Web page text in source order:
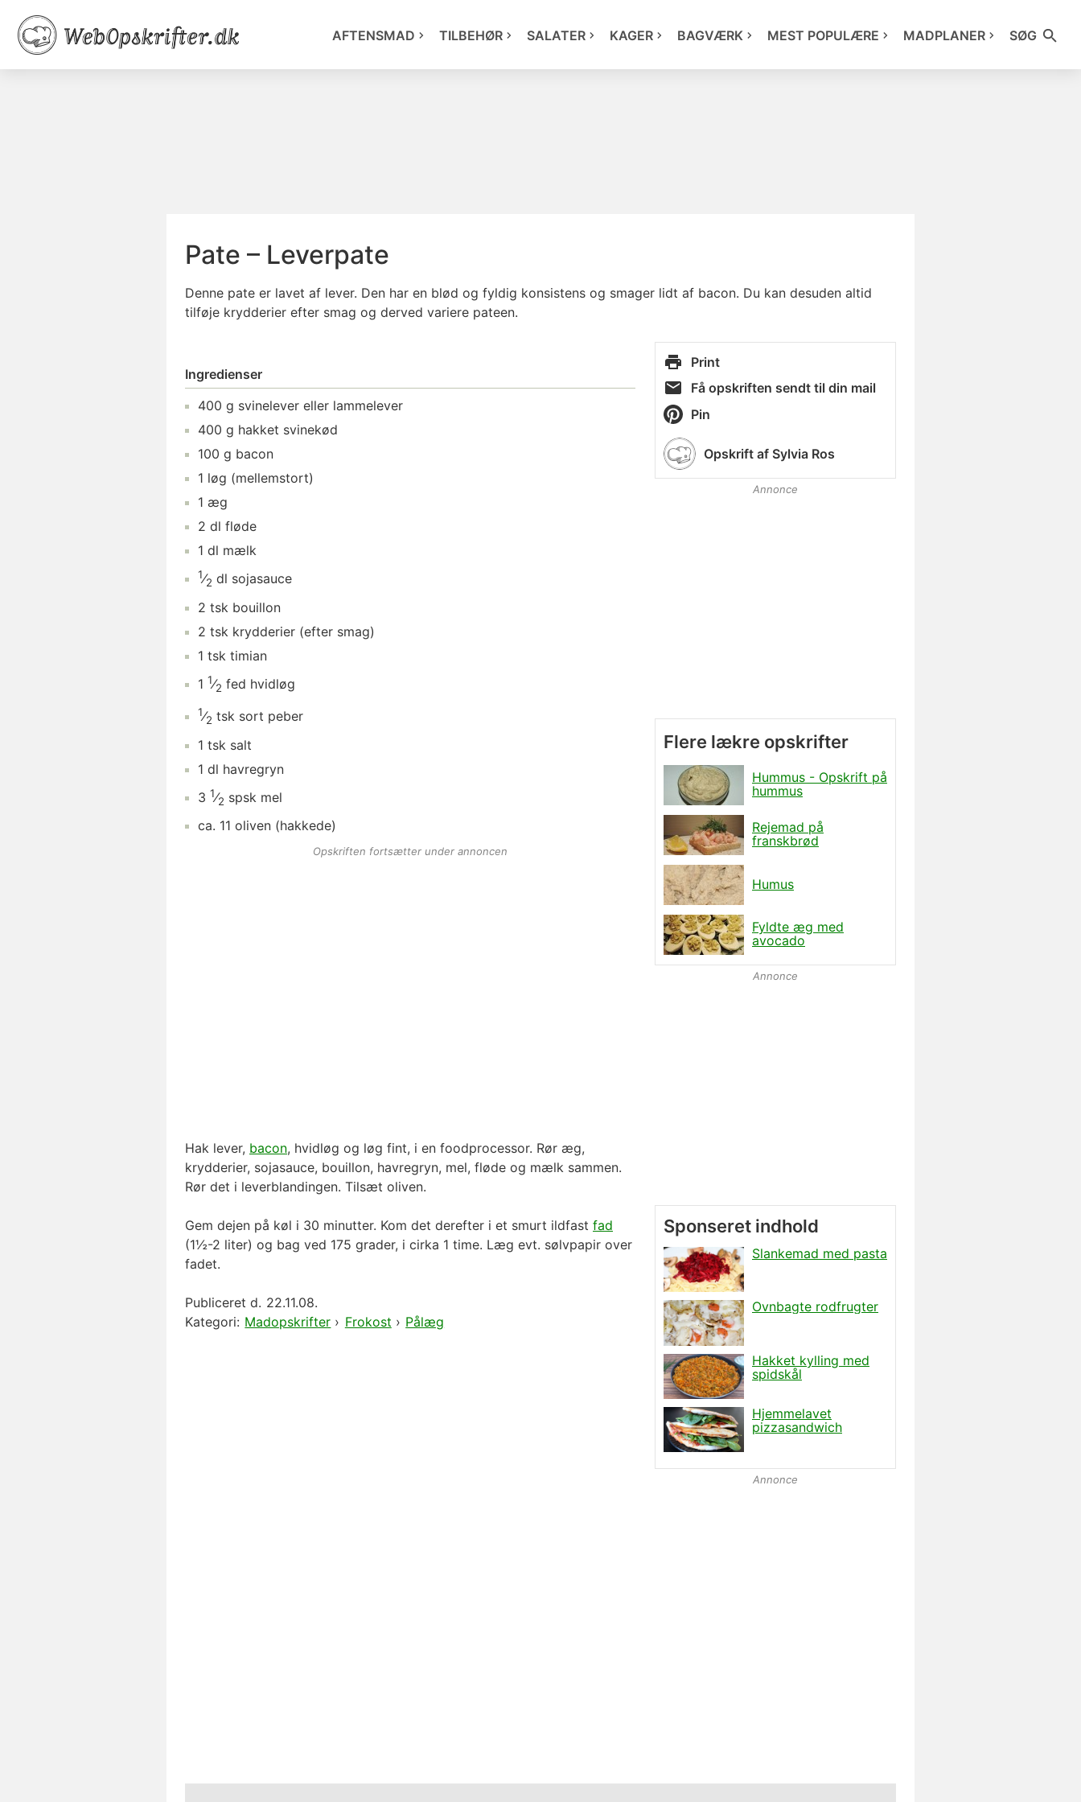
AFTENSMAD TILBEHØR SALATER KAGER BAGVÆRK MEST POPULÆRE MADPLANER SØG
Pate – Leverpate
Denne pate er lavet af lever. Den har en blød og fyldig konsistens og smager lidt af bacon. Du kan desuden altid
tilføje krydderier efter smag og derved variere pateen.
Ingredienser
400 g svinelever eller lammelever
400 g hakket svinekød
100 g bacon
1 løg (mellemstort)
1 æg
2 dl fløde
1 dl mælk
1⁄2 dl sojasauce
2 tsk bouillon
2 tsk krydderier (efter smag)
1 tsk timian
1 1⁄2 fed hvidløg
1⁄2 tsk sort peber
1 tsk salt
1 dl havregryn
3 1⁄2 spsk mel
ca. 11 oliven (hakkede)
Opskriften fortsætter under annoncen
Hak lever, bacon, hvidløg og løg fint, i en foodprocessor. Rør æg,
krydderier, sojasauce, bouillon, havregryn, mel, fløde og mælk sammen.
Rør det i leverblandingen. Tilsæt oliven.
Gem dejen på køl i 30 minutter. Kom det derefter i et smurt ildfast fad
(1½-2 liter) og bag ved 175 grader, i cirka 1 time. Læg evt. sølvpapir over
fadet.
Publiceret d. 22.11.08.
Kategori: Madopskrifter › Frokost › Pålæg
Print
Få opskriften sendt til din mail
Pin
Opskrift af Sylvia Ros
Annonce
Flere lækre opskrifter
Hummus - Opskrift på
hummus
Rejemad på
franskbrød
Humus
Fyldte æg med
avocado
Annonce
Annonce